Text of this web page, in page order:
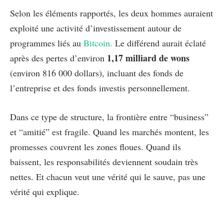
Selon les éléments rapportés, les deux hommes auraient
exploité une activité d’investissement autour de
programmes liés au Bitcoin. Le différend aurait éclaté
après des pertes d’environ 1,17 milliard de wons
(environ 816 000 dollars), incluant des fonds de
l’entreprise et des fonds investis personnellement.
Dans ce type de structure, la frontière entre “business”
et “amitié” est fragile. Quand les marchés montent, les
promesses couvrent les zones floues. Quand ils
baissent, les responsabilités deviennent soudain très
nettes. Et chacun veut une vérité qui le sauve, pas une
vérité qui explique.